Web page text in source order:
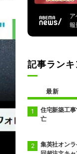
報
記事ランキ
最新
住宅新築工
亡
集英社オン